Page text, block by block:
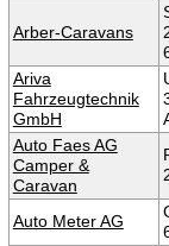
Arber-Caravans
Ariva
Fahrzeugtechnik
GmbH
Auto Faes AG
Camper &
Caravan
Auto Meter AG